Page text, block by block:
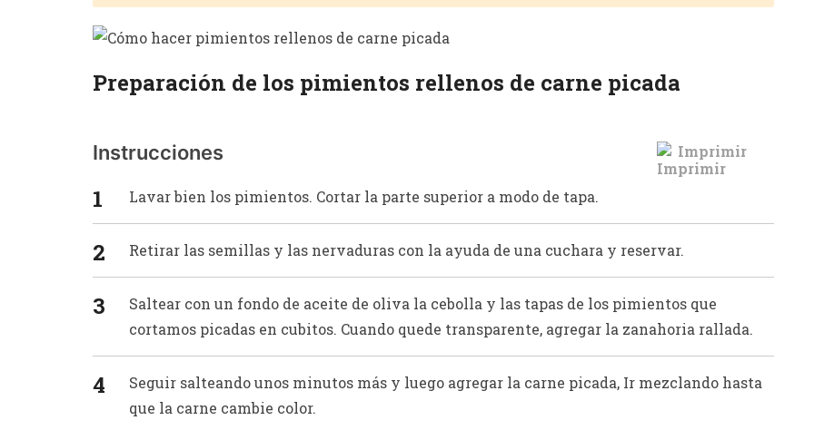
Preparación de los pimientos rellenos de carne picada
Imprimir
Instrucciones
Lavar bien los pimientos. Cortar la parte superior a modo de tapa.
Retirar las semillas y las nervaduras con la ayuda de una cuchara y reservar.
Saltear con un fondo de aceite de oliva la cebolla y las tapas de los pimientos que
cortamos picadas en cubitos. Cuando quede transparente, agregar la zanahoria rallada.
Seguir salteando unos minutos más y luego agregar la carne picada, Ir mezclando hasta
que la carne cambie color.